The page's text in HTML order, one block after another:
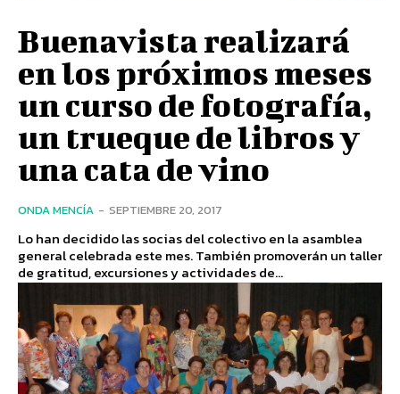
Buenavista realizará
en los próximos meses
un curso de fotografía,
un trueque de libros y
una cata de vino
ONDA MENCÍA - SEPTIEMBRE 20, 2017
Lo han decidido las socias del colectivo en la asamblea
general celebrada este mes. También promoverán un taller
de gratitud, excursiones y actividades de...